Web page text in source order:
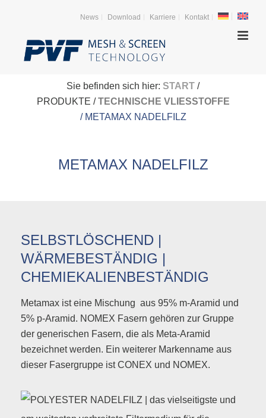
News Download Karriere Kontakt
Sie befinden sich hier: START /
PRODUKTE /TECHNISCHE VLIESSTOFFE
/ METAMAX NADELFILZ
METAMAX NADELFILZ
SELBSTLÖSCHEND |
WÄRMEBESTÄNDIG |
CHEMIEKALIENBESTÄNDIG
Metamax ist eine Mischung aus 95% m-Aramid und
5% p-Aramid. NOMEX Fasern gehören zur Gruppe
der generischen Fasern, die als Meta-Aramid
bezeichnet werden. Ein weiterer Markenname aus
dieser Fasergruppe ist CONEX und NOMEX.